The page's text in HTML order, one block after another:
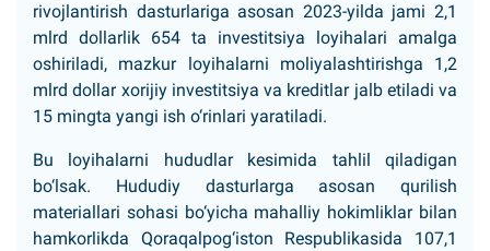
rivojlantirish dasturlariga asosan 2023-yilda jami 2,1
mlrd dollarlik 654 ta investitsiya loyihalari amalga
oshiriladi, mazkur loyihalarni moliyalashtirishga 1,2
mlrd dollar xorijiy investitsiya va kreditlar jalb etiladi va
15 mingta yangi ish o‘rinlari yaratiladi.
Bu loyihalarni hududlar kesimida tahlil qiladigan
bo‘lsak. Hududiy dasturlarga asosan qurilish
materiallari sohasi bo‘yicha mahalliy hokimliklar bilan
hamkorlikda Qoraqalpog‘iston Respublikasida 107,1